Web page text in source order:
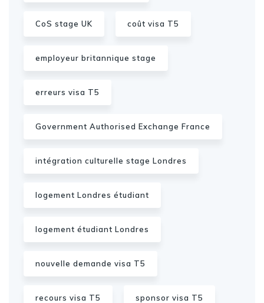
CoS stage UK coût visa T5
employeur britannique stage
erreurs visa T5
Government Authorised Exchange France
intégration culturelle stage Londres
logement Londres étudiant
logement étudiant Londres
nouvelle demande visa T5
recours visa T5 sponsor visa T5